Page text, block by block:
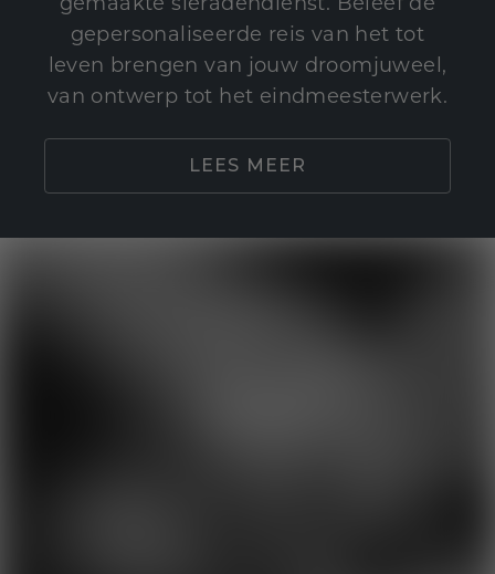
gepersonaliseerde reis van het tot
leven brengen van jouw droomjuweel,
van ontwerp tot het eindmeesterwerk.
LEES MEER